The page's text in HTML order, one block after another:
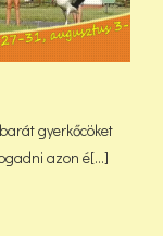
gyerkőcöket
azon é[...]